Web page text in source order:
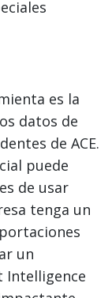
es la
datos de
de ACE.
puede
de usar
tenga un
un
Intelligence